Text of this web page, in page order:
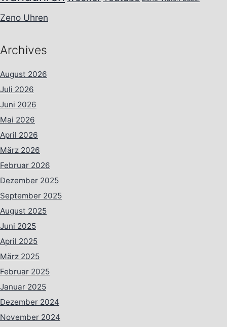
Zeno Uhren
Archives
August 2026
Juli 2026
Juni 2026
Mai 2026
April 2026
März 2026
Februar 2026
Dezember 2025
September 2025
August 2025
Juni 2025
April 2025
März 2025
Februar 2025
Januar 2025
Dezember 2024
November 2024